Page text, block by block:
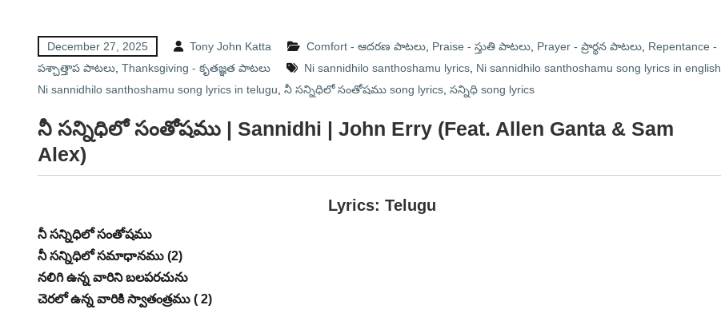
December 27, 2025 Tony John Katta Comfort - ఆదరణ పాటలు Praise - స్తుతి పాటలు Prayer - ప్రార్థన పాటలు Repentance -
పశ్చాత్తాప పాటలు Thanksgiving - కృతజ్ఞత పాటలు Ni sannidhilo santhoshamu lyrics Ni sannidhilo santhoshamu song lyrics in english
Ni sannidhilo santhoshamu song lyrics in telugu నీ సన్నిధిలో సంతోషము song lyrics సన్నిధి song lyrics
నీ సన్నిధిలో సంతోషము | Sannidhi | John Erry (Feat. Allen Ganta & Sam
Alex)
Lyrics: Telugu
నీ సన్నిధిలో సంతోషము
నీ సన్నిధిలో సమాధానము (2)
నలిగి ఉన్న వారిని బలపరచును
చెరలో ఉన్న వారికి స్వాతంత్రము ( 2)